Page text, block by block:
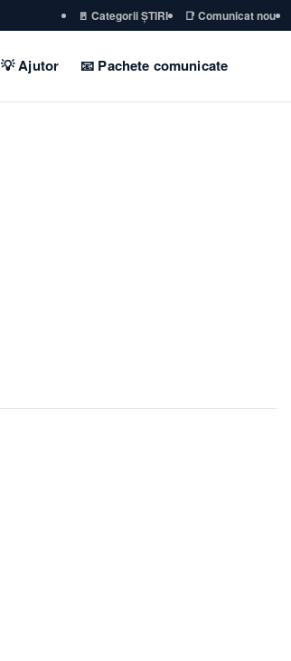
🚪 Categorii ȘTIRI 📑 Comunicat nou
💡 Ajutor 📧 Pachete comunicate